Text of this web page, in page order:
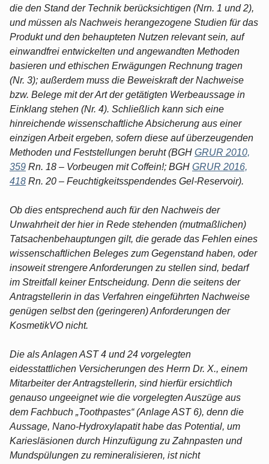
die den Stand der Technik berücksichtigen (Nrn. 1 und 2),
und müssen als Nachweis herangezogene Studien für das
Produkt und den behaupteten Nutzen relevant sein, auf
einwandfrei entwickelten und angewandten Methoden
basieren und ethischen Erwägungen Rechnung tragen
(Nr. 3); außerdem muss die Beweiskraft der Nachweise
bzw. Belege mit der Art der getätigten Werbeaussage in
Einklang stehen (Nr. 4). Schließlich kann sich eine
hinreichende wissenschaftliche Absicherung aus einer
einzigen Arbeit ergeben, sofern diese auf überzeugenden
Methoden und Feststellungen beruht (BGH GRUR 2010,
359 Rn. 18 – Vorbeugen mit Coffein!; BGH GRUR 2016,
418 Rn. 20 – Feuchtigkeitsspendendes Gel-Reservoir).
Ob dies entsprechend auch für den Nachweis der
Unwahrheit der hier in Rede stehenden (mutmaßlichen)
Tatsachenbehauptungen gilt, die gerade das Fehlen eines
wissenschaftlichen Beleges zum Gegenstand haben, oder
insoweit strengere Anforderungen zu stellen sind, bedarf
im Streitfall keiner Entscheidung. Denn die seitens der
Antragstellerin in das Verfahren eingeführten Nachweise
genügen selbst den (geringeren) Anforderungen der
KosmetikVO nicht.
Die als Anlagen AST 4 und 24 vorgelegten
eidesstattlichen Versicherungen des Herrn Dr. X., einem
Mitarbeiter der Antragstellerin, sind hierfür ersichtlich
genauso ungeeignet wie die vorgelegten Auszüge aus
dem Fachbuch „Toothpastes“ (Anlage AST 6), denn die
Aussage, Nano-Hydroxylapatit habe das Potential, um
Kariesläsionen durch Hinzufügung zu Zahnpasten und
Mundspülungen zu remineralisieren, ist nicht